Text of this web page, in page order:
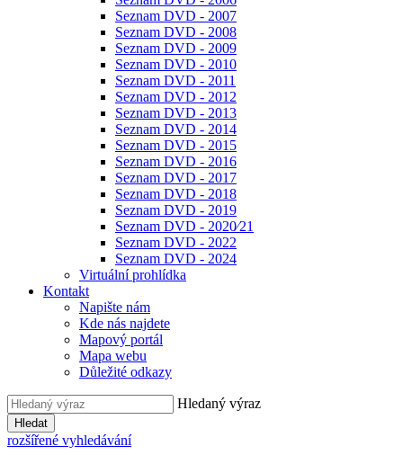
Seznam DVD - 2007
Seznam DVD - 2008
Seznam DVD - 2009
Seznam DVD - 2010
Seznam DVD - 2011
Seznam DVD - 2012
Seznam DVD - 2013
Seznam DVD - 2014
Seznam DVD - 2015
Seznam DVD - 2016
Seznam DVD - 2017
Seznam DVD - 2018
Seznam DVD - 2019
Seznam DVD - 2020⁄21
Seznam DVD - 2022
Seznam DVD - 2024
Virtuální prohlídka
Kontakt
Napište nám
Kde nás najdete
Mapový portál
Mapa webu
Důležité odkazy
Hledaný výraz
Hledat
rozšířené vyhledávání